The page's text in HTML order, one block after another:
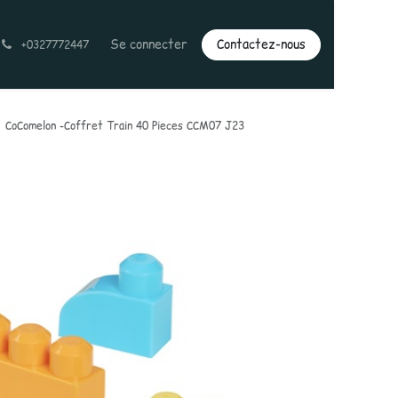
+0327772447 Se connecter Contactez-nous
CoComelon -Coffret Train 40 Pieces CCM07 J23